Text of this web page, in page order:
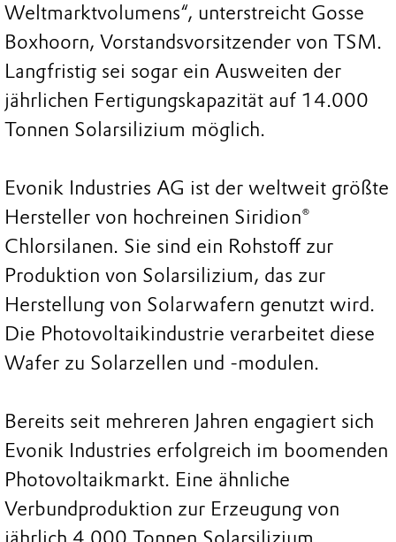
Weltmarktvolumens“, unterstreicht Gosse
Boxhoorn, Vorstandsvorsitzender von TSM.
Langfristig sei sogar ein Ausweiten der
jährlichen Fertigungskapazität auf 14.000
Tonnen Solarsilizium möglich.
Evonik Industries AG ist der weltweit größte
Hersteller von hochreinen Siridion®
Chlorsilanen. Sie sind ein Rohstoff zur
Produktion von Solarsilizium, das zur
Herstellung von Solarwafern genutzt wird.
Die Photovoltaikindustrie verarbeitet diese
Wafer zu Solarzellen und -modulen.
Bereits seit mehreren Jahren engagiert sich
Evonik Industries erfolgreich im boomenden
Photovoltaikmarkt. Eine ähnliche
Verbundproduktion zur Erzeugung von